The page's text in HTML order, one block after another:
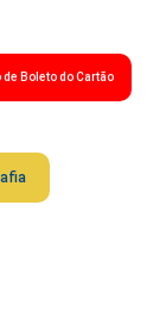
de Boleto do Cartão